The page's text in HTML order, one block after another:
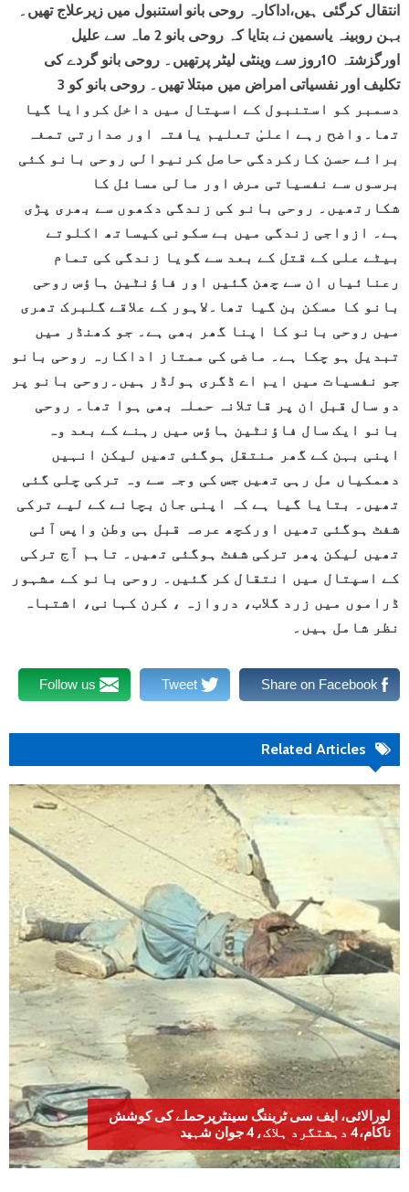
انتقال کرگئی ہیں،اداکارہ روحی بانو استنبول میں زیرعلاج تھیں۔
بہن روبینہ یاسمین نے بتایا کہ روحی بانو 2 ماہ سے علیل
اورگزشتہ 10روز سے وینٹی لیٹر پرتھیں۔ روحی بانو گردے کی
تکلیف اور نفسیاتی امراض میں مبتلا تھیں۔ روحی بانو کو 3
دسمبر کو استنبول کے اسپتال میں داخل کروایا گیا
تھا۔واضح رہے اعلیٰ تعلیم یافتہ اور صدارتی تمغہ
برائے حسن کارکردگی حاصل کرنیوالی روحی بانو کئی
برسوں سے نفسیاتی مرض اور مالی مسائل کا
شکارتھیں۔ روحی بانو کی زندگی دکھوں سے بھری پڑی
ہے۔ ازواجی زندگی میں بے سکونی کیساتھ اکلوتے
بیٹے علی کے قتل کے بعد سے گویا زندگی کی تمام
رعنائیاں ان سے چھن گئیں اور فاؤنٹین ہاؤس روحی
بانو کا مسکن بن گیا تھا۔لاہور کے علاقے گلبرک تھری
میں روحی بانو کا اپنا گھر بھی ہے۔ جو کھنڈر میں
تبدیل ہو چکا ہے۔ ماضی کی ممتاز اداکارہ روحی بانو
جو نفسیات میں ایم اے ڈگری ہولڈر ہیں۔روحی بانو پر
دو سال قبل ان پر قاتلانہ حملہ بھی ہوا تھا۔ روحی
بانو ایک سال فاؤنٹین ہاؤس میں رہنے کے بعد وہ
اپنی بہن کے گھر منتقل ہوگئی تھیں لیکن انہیں
دھمکیاں مل رہی تھیں جس کی وجہ سے وہ ترکی چلی گئی
تھیں۔ بتایا گیا ہے کہ اپنی جان بچانے کے لیے ترکی
شفٹ ہوگئی تھیں اورکچھ عرصہ قبل ہی وطن واپس آئی
تھیں لیکن پھر ترکی شفٹ ہوگئی تھیں۔ تاہم آج ترکی
کے اسپتال میں انتقال کر گئیں۔ روحی بانو کے مشہور
ڈراموں میں زرد گلاب، دروازہ ، کرن کہانی، اشتباہ
نظر شامل ہیں۔
Share on Facebook
Tweet
Follow us
Related Articles
لورالائی، ایف سی ٹریننگ سینٹرپرحملے کی کوشش
ناکام،4 دہشتگرد ہلاک،4 جوان شہید